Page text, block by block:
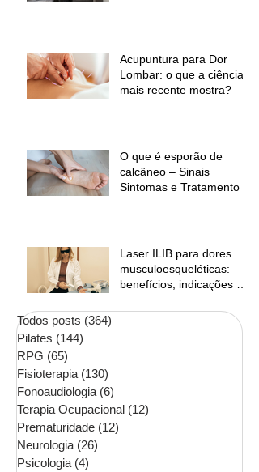
Acupuntura para Dor
Lombar: o que a ciência
mais recente mostra?
O que é esporão de
calcâneo – Sinais
Sintomas e Tratamento
Laser ILIB para dores
musculoesqueléticas:
benefícios, indicações e
Todos posts (364)
Pilates (144)
RPG (65)
Fisioterapia (130)
Fonoaudiologia (6)
Terapia Ocupacional (12)
Prematuridade (12)
Neurologia (26)
Psicologia (4)